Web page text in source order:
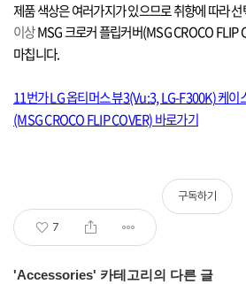
제품 색상은 여러가지가 있으므로 취향에 따라
이상MSG크로커 플립커버(MSG CROCO FLIP
마칩니다.
11번가LG옵티머스 뷰3(Vu:3, LG-F300K)케이
(MSG CROCO FLIP COVER) 바로가기
7
구독하기
'Accessories' 카테고리의 다른 글